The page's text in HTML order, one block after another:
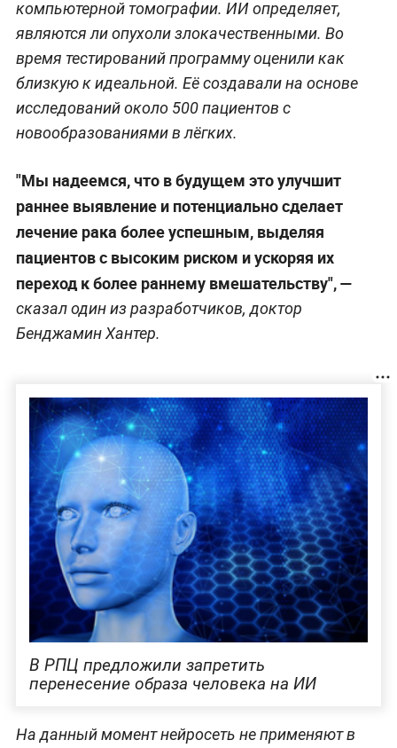
компьютерной томографии. ИИ определяет,
являются ли опухоли злокачественными. Во
время тестирований программу оценили как
близкую к идеальной. Её создавали на основе
исследований около 500 пациентов с
новообразованиями в лёгких.
"Мы надеемся, что в будущем это улучшит
раннее выявление и потенциально сделает
лечение рака более успешным, выделяя
пациентов с высоким риском и ускоряя их
переход к более раннему вмешательству", —
сказал один из разработчиков, доктор
Бенджамин Хантер.
В РПЦ предложили запретить
перенесение образа человека на ИИ
На данный момент нейросеть не применяют в